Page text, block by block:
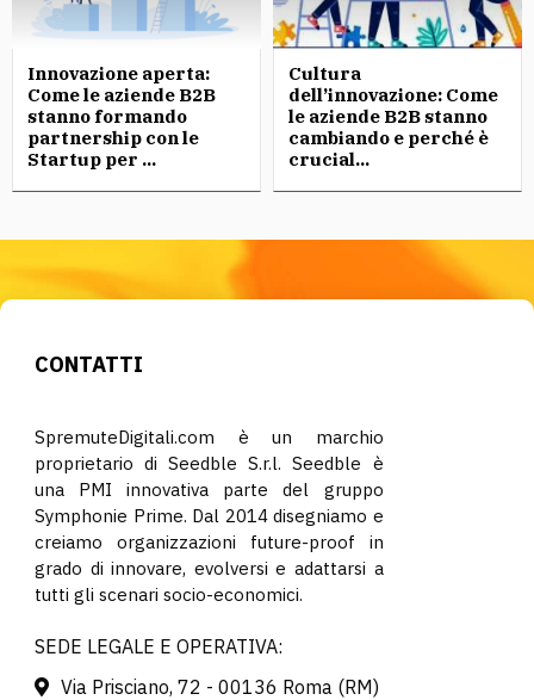
Innovazione aperta:
Come le aziende B2B
stanno formando
partnership con le
Startup per ...
Cultura
dell’innovazione: Come
le aziende B2B stanno
cambiando e perché è
crucial...
CONTATTI
SpremuteDigitali.com è un marchio
proprietario di Seedble S.r.l. Seedble è
una PMI innovativa parte del gruppo
Symphonie Prime. Dal 2014 disegniamo e
creiamo organizzazioni future-proof in
grado di innovare, evolversi e adattarsi a
tutti gli scenari socio-economici.
SEDE LEGALE E OPERATIVA:
Via Prisciano, 72 - 00136 Roma (RM)